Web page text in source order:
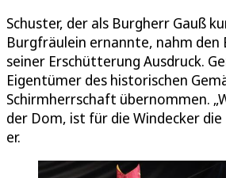
Schuster, der als Burgherr Gauß
Burgfräulein ernannte, nahm den
seiner Erschütterung Ausdruck.
Eigentümer des historischen
Schirmherrschaft übernommen.
der Dom, ist für die Windecker
er.